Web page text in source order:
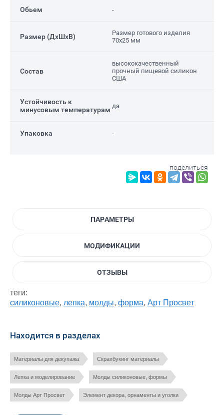
Обьем -
Размер (ДxШxВ)
Размер готового изделия
70х25 мм
Состав
высококачественный
прочный пищевой силикон
США
Устойчивость к
минусовым температурам да
Упаковка -
поделиться
ПАРАМЕТРЫ
МОДИФИКАЦИИ
ОТЗЫВЫ
теги:
силиконовые, лепка, молды, форма, Арт Просвет
Находится в разделах
Материалы для декупажа Скрапбукинг материалы
Лепка и моделирование Молды силиконовые, формы
Молды Арт Просвет Элемент декора, орнаменты и уголки